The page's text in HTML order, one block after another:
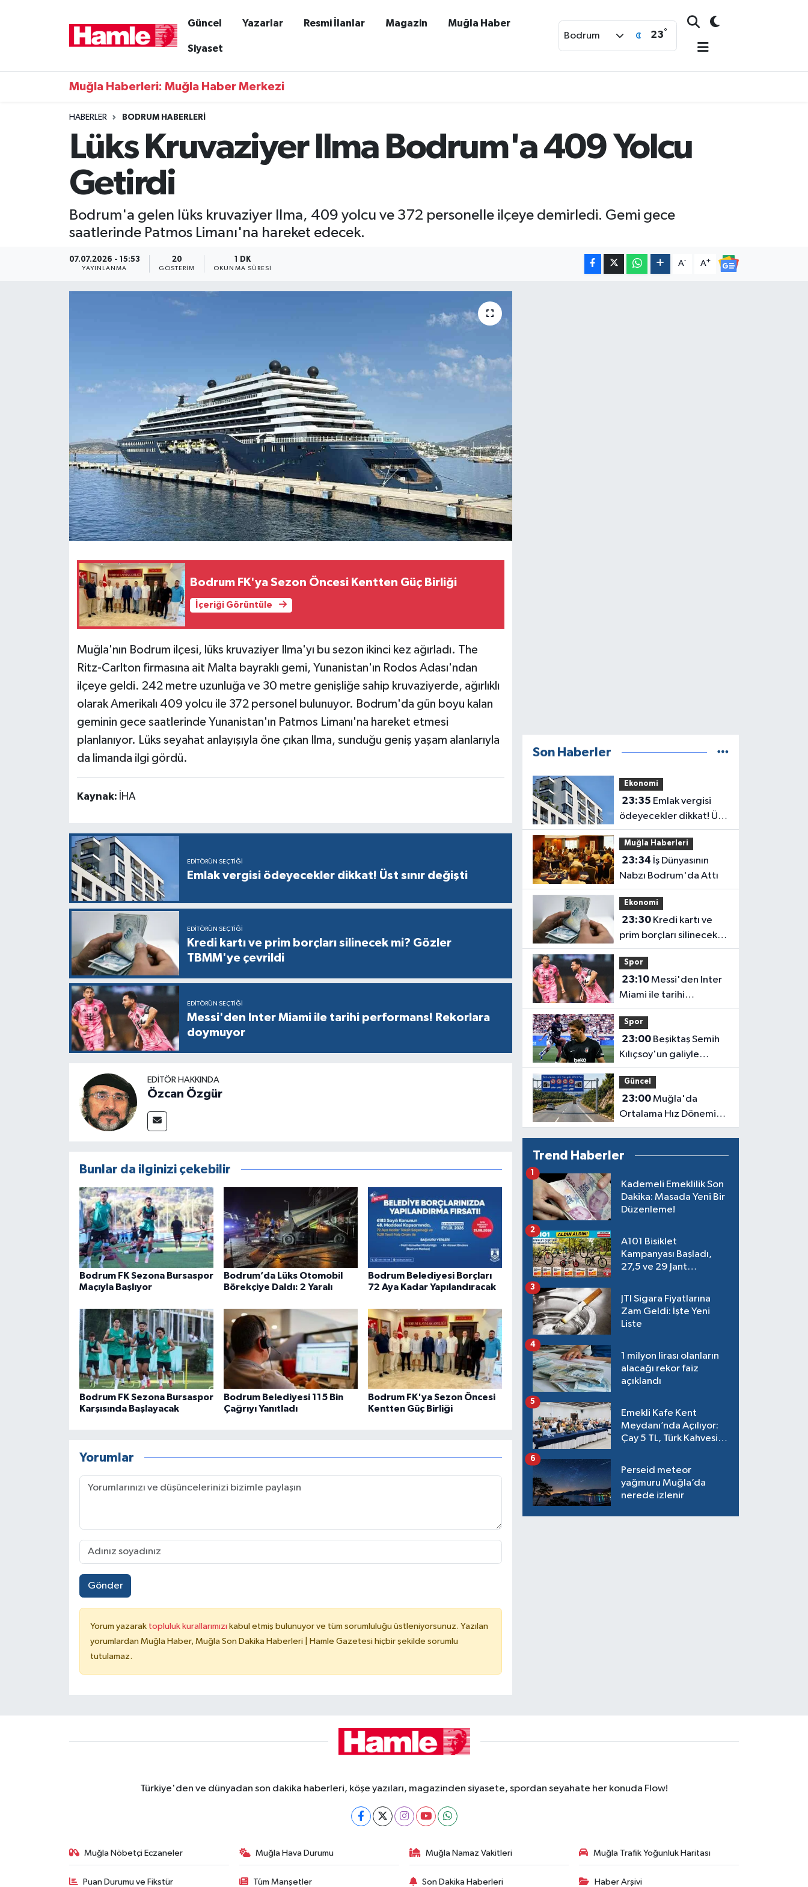
Güncel Yazarlar Resmi İlanlar Magazin Muğla Haber
Siyaset
Bodrum 23°
Muğla Haberleri: Muğla Haber Merkezi
HABERLER BODRUM HABERLERI
Lüks Kruvaziyer Ilma Bodrum'a 409 Yolcu
Getirdi
Bodrum'a gelen lüks kruvaziyer Ilma, 409 yolcu ve 372 personelle ilçeye demirledi. Gemi gece
saatlerinde Patmos Limanı'na hareket edecek.
07.07.2026 - 15:53
YAYINLANMA
20
GÖSTERIM
1 DK
OKUNMA SÜRESI
A- A+
Bodrum FK'ya Sezon Öncesi Kentten Güç Birliği
İçeriği Görüntüle
Muğla'nın Bodrum ilçesi, lüks kruvaziyer Ilma'yı bu sezon ikinci kez ağırladı. The
Ritz-Carlton firmasına ait Malta bayraklı gemi, Yunanistan'ın Rodos Adası'ndan
ilçeye geldi. 242 metre uzunluğa ve 30 metre genişliğe sahip kruvaziyerde, ağırlıklı
olarak Amerikalı 409 yolcu ile 372 personel bulunuyor. Bodrum'da gün boyu kalan
geminin gece saatlerinde Yunanistan'ın Patmos Limanı'na hareket etmesi
planlanıyor. Lüks seyahat anlayışıyla öne çıkan Ilma, sunduğu geniş yaşam alanlarıyla
da limanda ilgi gördü.
Kaynak: İHA
EDITÖRÜN SEÇTIĞI
Emlak vergisi ödeyecekler dikkat! Üst sınır değişti
EDITÖRÜN SEÇTIĞI
Kredi kartı ve prim borçları silinecek mi? Gözler
TBMM'ye çevrildi
EDITÖRÜN SEÇTIĞI
Messi'den Inter Miami ile tarihi performans! Rekorlara
doymuyor
EDITÖR HAKKINDA
Özcan Özgür
Bunlar da ilginizi çekebilir
Bodrum FK Sezona Bursaspor
Maçıyla Başlıyor
Bodrum’da Lüks Otomobil
Börekçiye Daldı: 2 Yaralı
Bodrum Belediyesi Borçları
72 Aya Kadar Yapılandıracak
Bodrum FK Sezona Bursaspor
Karşısında Başlayacak
Bodrum Belediyesi 115 Bin
Çağrıyı Yanıtladı
Bodrum FK'ya Sezon Öncesi
Kentten Güç Birliği
Yorumlar
Gönder
Yorum yazarak topluluk kurallarımızı kabul etmiş bulunuyor ve tüm sorumluluğu üstleniyorsunuz. Yazılan
yorumlardan Muğla Haber, Muğla Son Dakika Haberleri | Hamle Gazetesi hiçbir şekilde sorumlu
tutulamaz.
Son Haberler
Ekonomi
23:35
ödeyecekler dikkat! Üst
sınır değişti
Muğla Haberleri
23:34
Nabzı Bodrum'da Attı
Ekonomi
23:30Kredi kartı ve
prim borçları silinecek
mi? Gözler TBMM'ye
çevrildi
Spor
23:10Messi'den Inter
Miami ile tarihi
performans! Rekorlara
doymuyor
Spor
23:00Beşiktaş Semih
Kılıçsoy'un galiyle
avantajı elde etti!
Güncel
23:00Muğla'da
Ortalama Hız Dönemi
Başlıyor
Trend Haberler
Kademeli Emeklilik Son
Dakika: Masada Yeni Bir
Düzenleme!
1
A101 Bisiklet
Kampanyası Başladı,
27,5 ve 29 Jant
2
JTI Sigara Fiyatlarına
Zam Geldi: İşte Yeni
Liste
3
1 milyon lirası olanların
alacağı rekor faiz
açıklandı
4
Emekli Kafe Kent
Meydanı’nda Açılıyor:
Çay 5 TL, Türk Kahvesi
5
Perseid meteor
yağmuru Muğla’da
nerede izlenir
6
Türkiye'den ve dünyadan son dakika haberleri, köşe yazıları, magazinden siyasete, spordan seyahate her konuda Flow!
Muğla Nöbetçi Eczaneler Muğla Hava Durumu Muğla Namaz Vakitleri Muğla Trafik Yoğunluk Haritası
Puan Durumu ve Fikstür Tüm Manşetler Son Dakika Haberleri Haber Arşivi
Muğla Haber
Muğla Nöbetçi Eczaneler
Muğla Trafik Yoğunluk Haritası
Süper Lig Puan Durumu ve Fikstür
Son Dakika Haberleri
Haber Arşivi